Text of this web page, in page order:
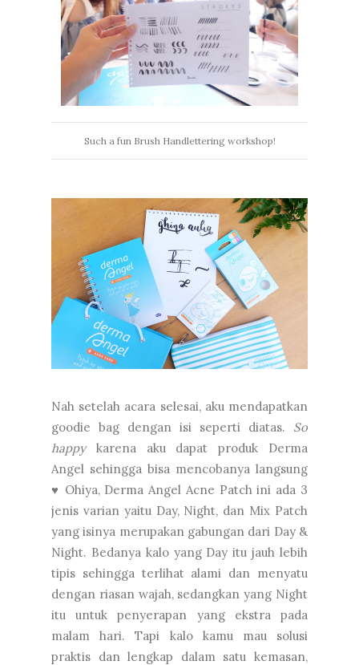
Such a fun Brush Handlettering workshop!
Nah setelah acara selesai, aku mendapatkan
goodie bag dengan isi seperti diatas. So
happykarena aku dapat produk Derma
Angel sehingga bisa mencobanya langsung
♥ Ohiya, Derma Angel Acne Patch ini ada 3
jenis varian yaitu Day, Night, dan Mix Patch
yang isinya merupakan gabungan dari Day &
Night. Bedanya kalo yang Day itu jauh lebih
tipis sehingga terlihat alami dan menyatu
dengan riasan wajah, sedangkan yang Night
itu untuk penyerapan yang ekstra pada
malam hari. Tapi kalo kamu mau solusi
praktis dan lengkap dalam satu kemasan,